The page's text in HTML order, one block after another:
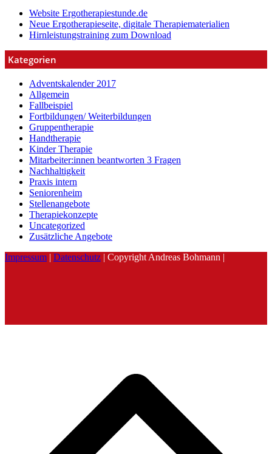
Website Ergotherapiestunde.de
Neue Ergotherapieseite, digitale Therapiematerialien
Hirnleistungstraining zum Download
Kategorien
Adventskalender 2017
Allgemein
Fallbeispiel
Fortbildungen/ Weiterbildungen
Gruppentherapie
Handtherapie
Kinder Therapie
Mitarbeiter:innen beantworten 3 Fragen
Nachhaltigkeit
Praxis intern
Seniorenheim
Stellenangebote
Therapiekonzepte
Uncategorized
Zusätzliche Angebote
Impressum | Datenschutz | Copyright Andreas Bohmann |